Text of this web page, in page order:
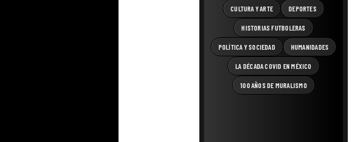
CULTURA Y ARTE DEPORTES
HISTORIAS FUTBOLERAS
POLÍTICA Y SOCIEDAD HUMANIDADES
LA DÉCADA COVID EN MÉXICO
100 AÑOS DE MURALISMO